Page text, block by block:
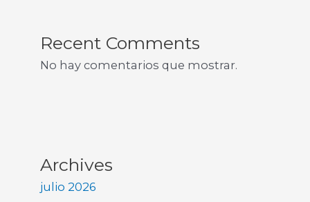
Recent Comments
No hay comentarios que mostrar.
Archives
julio 2026